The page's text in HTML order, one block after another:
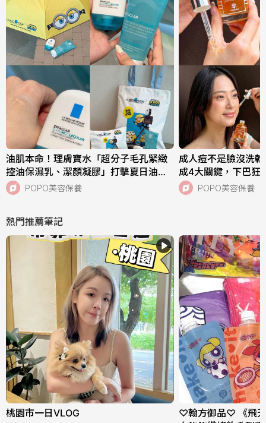
油肌本命！理膚寶水「超分子毛孔緊緻
控油保濕乳、潔顏凝膠」打擊夏日油痘
危機，跨界聯名《小小兵與大怪獸》超
萌周邊快來收藏！
POPO美容保養
成人痘不是臉沒洗
成4大關鍵，下巴狂
中，SISLEY植物極
次搞定痘肌！
POPO美容保養
熱門推薦筆記
桃園市一日VLOG
♡翰方御品♡ 《飛